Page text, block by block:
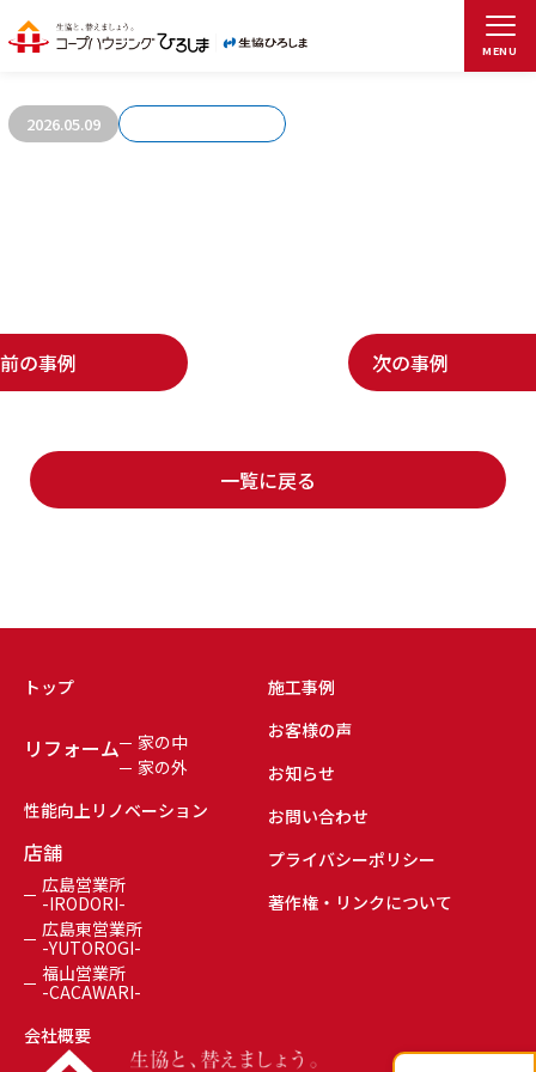
MENU
お客さまの声754
2026.05.09
前の事例 次の事例
一覧に戻る
トップ
リフォーム
家の中
家の外
性能向上リノベーション
店舗
広島営業所
-IRODORI-
広島東営業所
-YUTOROGI-
福山営業所
-CACAWARI-
会社概要
施工事例
お客様の声
お知らせ
お問い合わせ
プライバシーポリシー
著作権・リンクについて